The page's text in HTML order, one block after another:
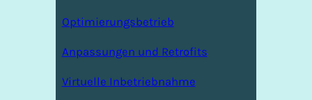
Optimierungsbetrieb
Anpassungen und Retrofits
Virtuelle Inbetriebnahme